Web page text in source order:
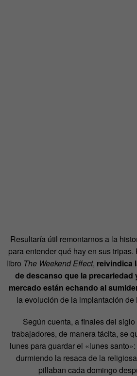
Resultaría útil remontarnos a la
para entender qué hay en sus tripas.
libro The Weekend Effect, reivindica
de descanso que la precariedad
mercado están echando al
la evolución de la implantación de
Según cuenta, a finales del
trabajadores, de manera tácita, se
lunes para guardar el «lunes
durmiendo la resaca de la
pillaban cada domingo